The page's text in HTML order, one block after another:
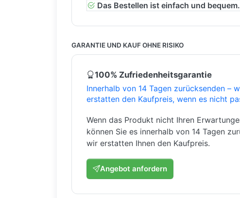
Das Bestellen ist einfach und bequem.
GARANTIE UND KAUF OHNE RISIKO
100% Zufriedenheitsgarantie
Innerhalb von 14 Tagen zurücksenden –
erstatten den Kaufpreis, wenn es nicht
Wenn das Produkt nicht Ihren
können Sie es innerhalb von 14 Tagen
wir erstatten Ihnen den Kaufpreis.
Angebot anfordern